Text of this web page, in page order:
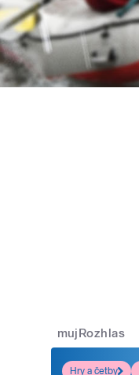
mujRozhlas
Hry a četby